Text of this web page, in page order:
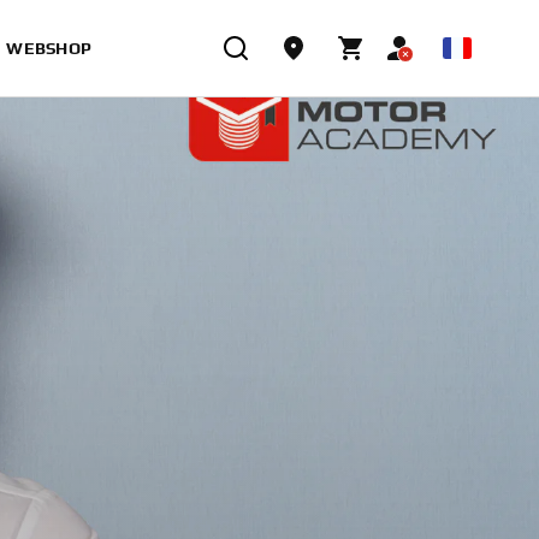
WEBSHOP